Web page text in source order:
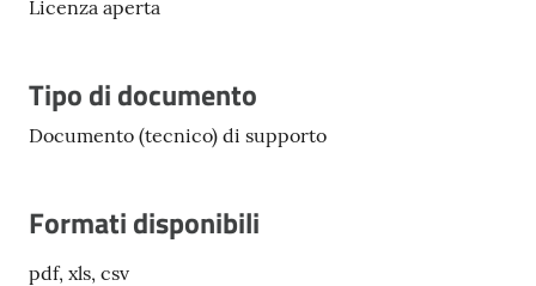
Licenza aperta
Tipo di documento
Documento (tecnico) di supporto
Formati disponibili
pdf, xls, csv